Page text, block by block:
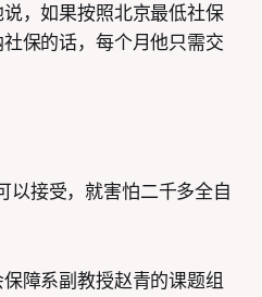
，如果按照北京最低社保
保的话，每个月他只需交
以接受，就害怕二千多全自
障系副教授赵青的课题组